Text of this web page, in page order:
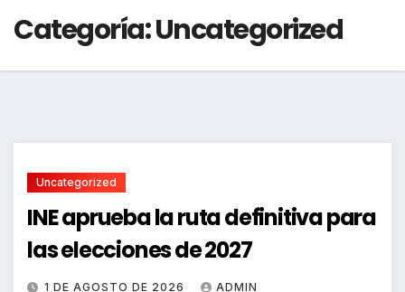
Categoría:Uncategorized
Uncategorized
INE aprueba la ruta definitiva para
las elecciones de 2027
1 DE AGOSTO DE 2026 ADMIN